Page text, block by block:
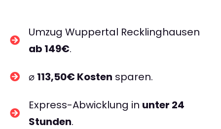
Umzug Wuppertal Recklinghausen
ab 149€.
⌀ 113,50€ Kosten sparen.
Express-Abwicklung in unter 24
Stunden.